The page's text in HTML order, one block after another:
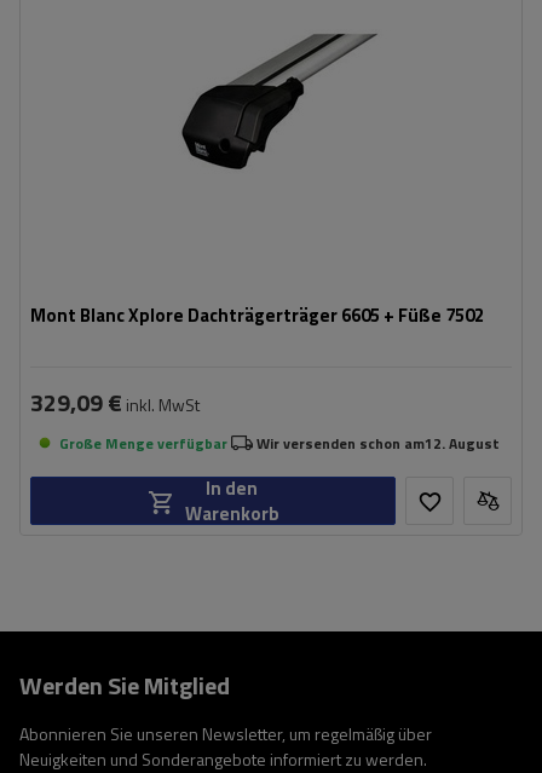
Mont Blanc Xplore Dachträgerträger 6605 + Füße 7502
329,09 € inkl. MwSt
Große Menge verfügbar Wir versenden schon am12. August
In den
Warenkorb
Werden Sie Mitglied
Abonnieren Sie unseren Newsletter, um regelmäßig über
Neuigkeiten und Sonderangebote informiert zu werden.